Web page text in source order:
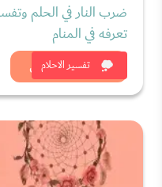
تفسير الاحلام
ضرب النار في الحلم
تعرفه في المنام
شاهد الان